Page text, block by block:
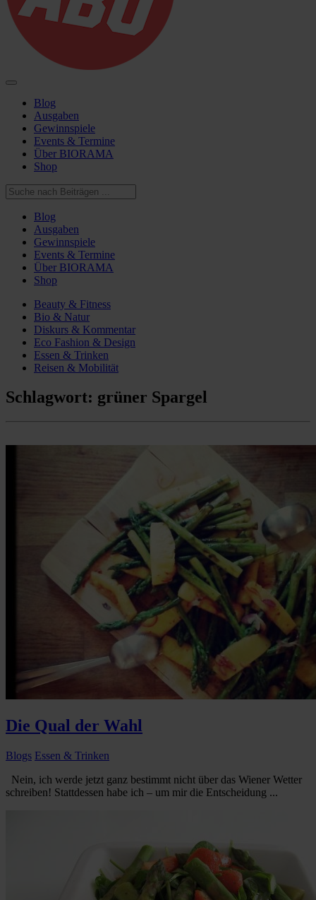
Blog
Ausgaben
Gewinnspiele
Events & Termine
Über BIORAMA
Shop
Blog
Ausgaben
Gewinnspiele
Events & Termine
Über BIORAMA
Shop
Beauty & Fitness
Bio & Natur
Diskurs & Kommentar
Eco Fashion & Design
Essen & Trinken
Reisen & Mobilität
Schlagwort: grüner Spargel
Die Qual der Wahl
Blogs Essen & Trinken
Nein, ich werde jetzt ganz bestimmt nicht über das Wiener Wetter
schreiben! Stattdessen habe ich – um mir die Entscheidung ...